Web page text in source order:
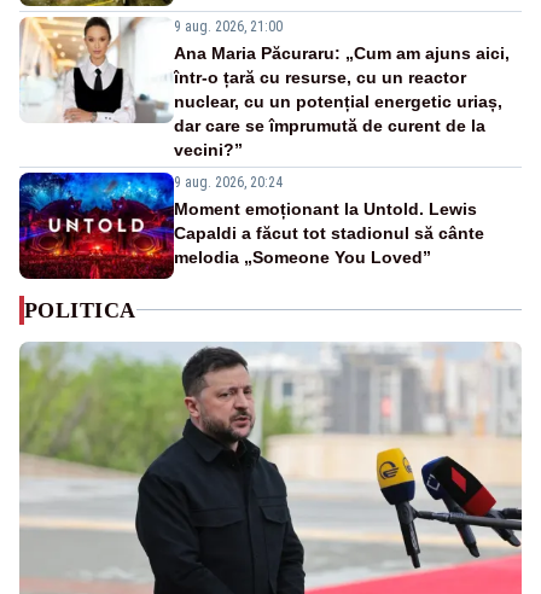
9 aug. 2026, 21:00
Ana Maria Păcuraru: „Cum am ajuns aici,
într-o țară cu resurse, cu un reactor
nuclear, cu un potențial energetic uriaș,
dar care se împrumută de curent de la
vecini?”
9 aug. 2026, 20:24
Moment emoționant la Untold. Lewis
Capaldi a făcut tot stadionul să cânte
melodia „Someone You Loved”
POLITICA